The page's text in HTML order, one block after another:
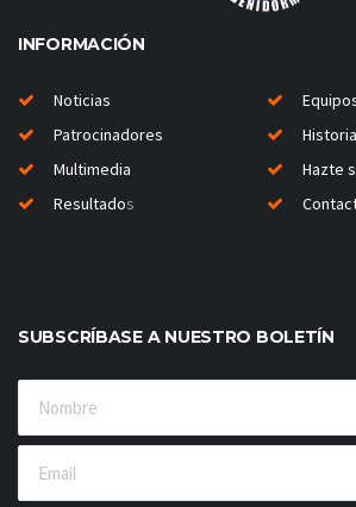
INFORMACIÓN
Noticias
Patrocinadores
Historia
Multimedia
Hazte
Resultados
SUBSCRÍBASE A NUESTRO BOLETÍN